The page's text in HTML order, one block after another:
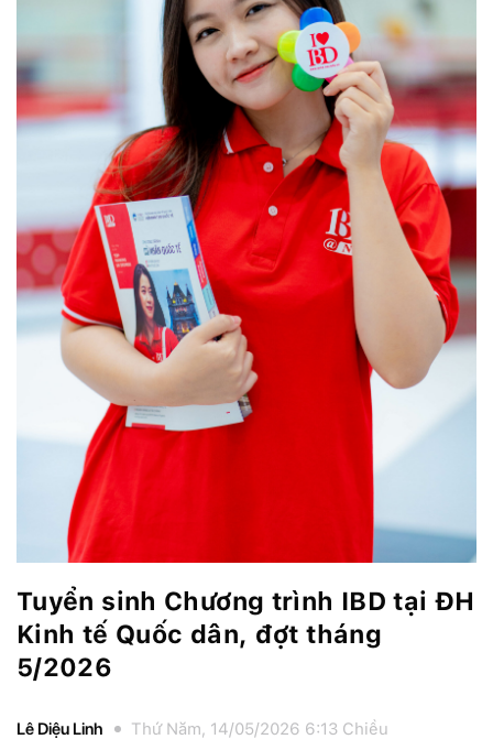
Tuyển sinh Chương trình IBD tại ĐH
Kinh tế Quốc dân, đợt tháng
5/2026
Lê Diệu Linh Thứ Năm, 14/05/2026 6:13 Chiều